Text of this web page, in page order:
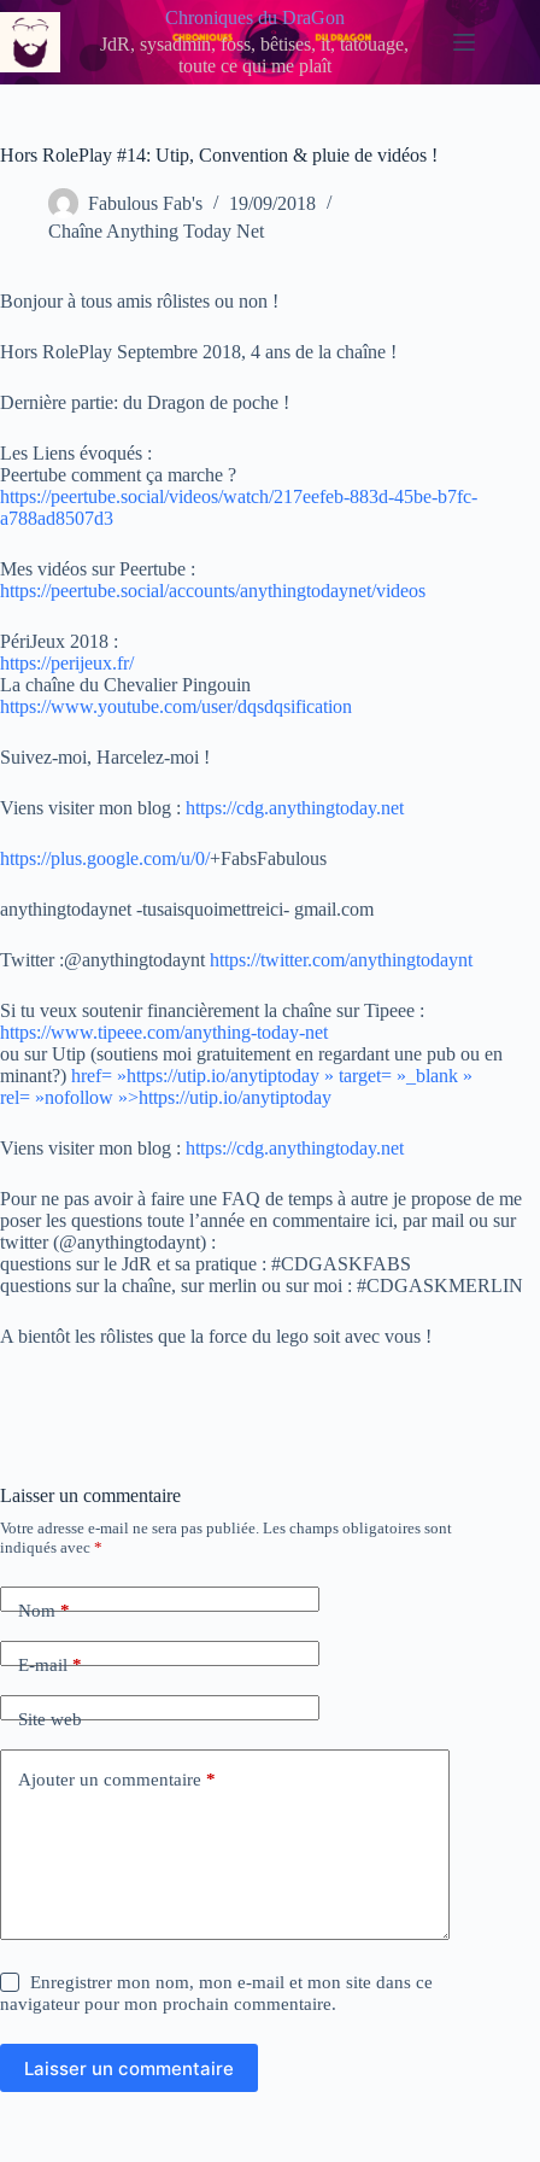
Passer
au
contenu
Chroniques du DraGon
JdR, sysadmin, foss, bêtises, it, tatouage,
toute ce qui me plaît
Hors RolePlay #14: Utip, Convention & pluie de vidéos !
Fabulous Fab's
19/09/2018
Chaîne Anything Today Net
Bonjour à tous amis rôlistes ou non !
Hors RolePlay Septembre 2018, 4 ans de la chaîne !
Dernière partie: du Dragon de poche !
Les Liens évoqués :
Peertube comment ça marche ?
https://peertube.social/videos/watch/217eefeb-883d-45be-b7fc-
a788ad8507d3
Mes vidéos sur Peertube :
https://peertube.social/accounts/anythingtodaynet/videos
PériJeux 2018 :
https://perijeux.fr/
La chaîne du Chevalier Pingouin
https://www.youtube.com/user/dqsdqsification
Suivez-moi, Harcelez-moi !
Viens visiter mon blog : https://cdg.anythingtoday.net
https://plus.google.com/u/0/+FabsFabulous
anythingtodaynet -tusaisquoimettreici- gmail.com
Twitter :@anythingtodaynt https://twitter.com/anythingtodaynt
Si tu veux soutenir financièrement la chaîne sur Tipeee :
https://www.tipeee.com/anything-today-net
ou sur Utip (soutiens moi gratuitement en regardant une pub ou en
minant?) href= »https://utip.io/anytiptoday » target= »_blank »
rel= »nofollow »>https://utip.io/anytiptoday
Viens visiter mon blog : https://cdg.anythingtoday.net
Pour ne pas avoir à faire une FAQ de temps à autre je propose de me
poser les questions toute l’année en commentaire ici, par mail ou sur
twitter (@anythingtodaynt) :
questions sur le JdR et sa pratique : #CDGASKFABS
questions sur la chaîne, sur merlin ou sur moi : #CDGASKMERLIN
A bientôt les rôlistes que la force du lego soit avec vous !
Laisser un commentaire
Votre adresse e-mail ne sera pas publiée. Les champs obligatoires sont
indiqués avec *
Nom*
E-mail*
Site web
Ajouter un commentaire *
Enregistrer mon nom, mon e-mail et mon site dans ce
navigateur pour mon prochain commentaire.
Laisser un commentaire